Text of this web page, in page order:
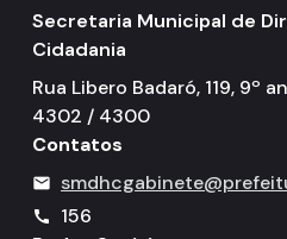
Secretaria Municipal de
Cidadania
Rua Libero Badaró, 119, 9º
4302 / 4300
Contatos
mail
call
156